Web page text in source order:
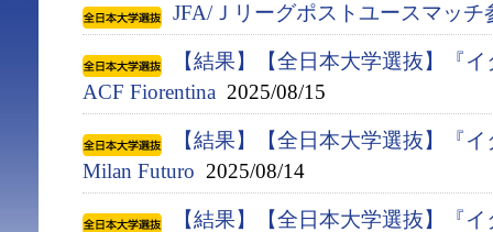
JFA/Ｊリーグポストユースマッチ
【結果】【全日本大学選抜】『
ACF Fiorentina 2025/08/15
【結果】【全日本大学選抜】『
Milan Futuro 2025/08/14
【結果】【全日本大学選抜】『